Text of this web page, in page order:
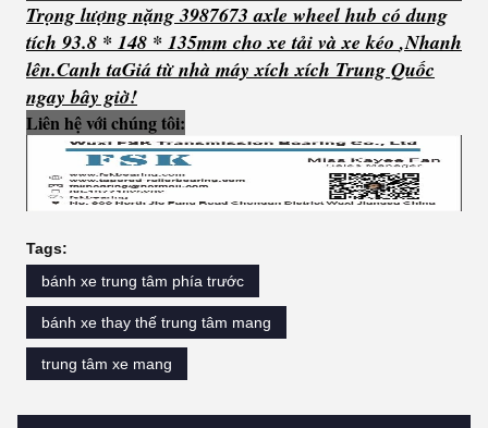
Trọng lượng nặng 3987673 axle wheel hub có dung
tích 93.8 * 148 * 135mm cho xe tải và xe kéo ,Nhanh
lên.Canh taGiá từ nhà máy xích xích Trung Quốc
ngay bây giờ!
Liên hệ với chúng tôi:
Tags:
bánh xe trung tâm phía trước
bánh xe thay thế trung tâm mang
trung tâm xe mang